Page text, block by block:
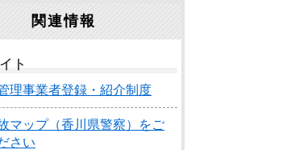
関連情報
ト
理事業者登録・紹介制度
マップ（香川県警察）をご
さい